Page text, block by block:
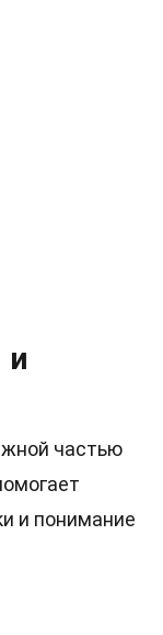
и
частью
и понимание